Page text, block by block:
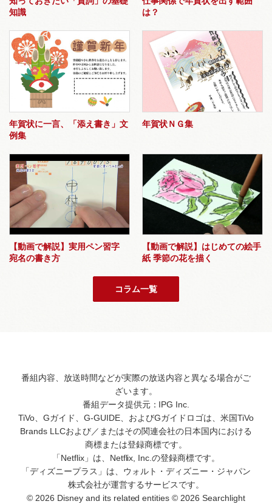
知識
は？
年賀状に一言、「添え書き」文
例集
年賀状ＮＧ集
【動画で解説】実用ペン習字
宛名の書き方
【動画で解説】はじめての絵手
紙 季節の花を描く
コラム一覧
番組内容、放送時間などが実際の放送内容と異なる場合がご
ざいます。
番組データ提供元：IPG Inc.
TiVo、Gガイド、G-GUIDE、およびGガイドロゴは、米国TiVo
Brands LLCおよび／またはその関連会社の日本国内における
商標または登録商標です。
「Netflix」は、Netflix, Inc.の登録商標です。
「ディズニープラス」は、ウォルト・ディズニー・ジャパン
株式会社が運営するサービスです。
© 2026 Disney and its related entities © 2026 Searchlight